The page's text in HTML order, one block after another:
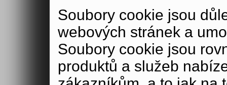
Soubory cookie jsou
webových stránek a
Soubory cookie jsou
produktů a služeb